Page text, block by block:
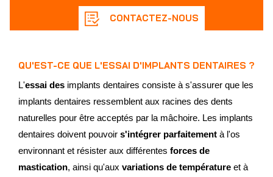
CONTACTEZ-NOUS
QU'EST-CE QUE L'ESSAI D'IMPLANTS DENTAIRES ?
L'essai des implants dentaires consiste à s'assurer que les
implants dentaires ressemblent aux racines des dents
naturelles pour être acceptés par la mâchoire. Les implants
dentaires doivent pouvoir s'intégrer parfaitement à l'os
environnant et résister aux différentes forces de
mastication, ainsi qu'aux variations de température et à